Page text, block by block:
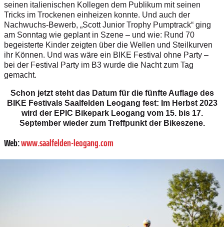
seinen italienischen Kollegen dem Publikum mit seinen
Tricks im Trockenen einheizen konnte. Und auch der
Nachwuchs-Bewerb, „Scott Junior Trophy Pumptrack“ ging
am Sonntag wie geplant in Szene – und wie: Rund 70
begeisterte Kinder zeigten über die Wellen und Steilkurven
ihr Können. Und was wäre ein BIKE Festival ohne Party –
bei der Festival Party im B3 wurde die Nacht zum Tag
gemacht.
Schon jetzt steht das Datum für die fünfte Auflage des
BIKE Festivals Saalfelden Leogang fest: Im Herbst 2023
wird der EPIC Bikepark Leogang vom 15. bis 17.
September wieder zum Treffpunkt der Bikeszene.
Web:www.saalfelden-leogang.com